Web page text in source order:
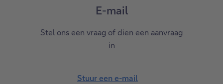
E-mail
Stel ons een vraag of dien een aanvraag
in
Stuur een e-mail